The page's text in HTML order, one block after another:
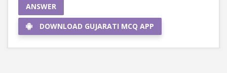
ANSWER
DOWNLOAD GUJARATI MCQ APP